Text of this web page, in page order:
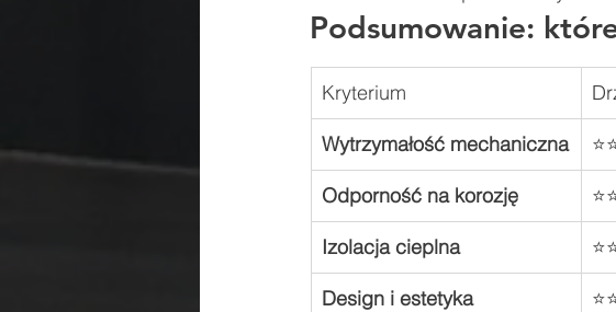
Podsumowanie:
Kryterium
Wytrzymałość mechaniczna
Odporność na korozję
Izolacja cieplna
Design i estetyka